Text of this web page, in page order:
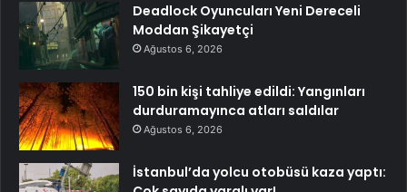
Deadlock Oyuncuları Yeni Dereceli
Moddan Şikayetçi
Ağustos 6, 2026
150 bin kişi tahliye edildi: Yangınları
durduramayınca atları saldılar
Ağustos 6, 2026
İstanbul’da yolcu otobüsü kaza yaptı: